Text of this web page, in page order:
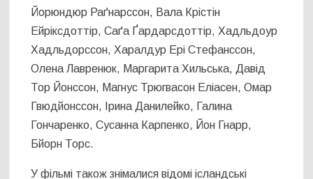
Йорюндюр Раґнарссон, Вала Крістін
Ейріксдоттір, Саґа Ґардарсдоттір, Хадльдоур
Хадльдорссон, Харалдур Ері Стефанссон,
Олена Лавренюк, Маргарита Хильська, Давід
Тор Йонссон, Магнус Трюгвасон Еліасен, Омар
Гвюдйонссон, Ірина Данилейко, Галина
Гончаренко, Сусанна Карпенко, Йон Гнарр,
Бйорн Торс.
У фільмі також знімалися відомі ісландські